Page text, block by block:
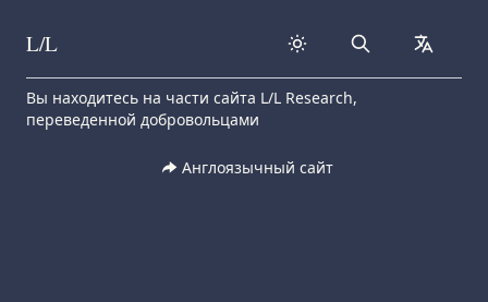
Skip to content
L/L Search
Вы находитесь на части сайта L/L Research,
переведенной добровольцами
Англоязычный сайт